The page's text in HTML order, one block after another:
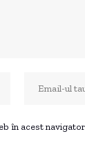
în acest